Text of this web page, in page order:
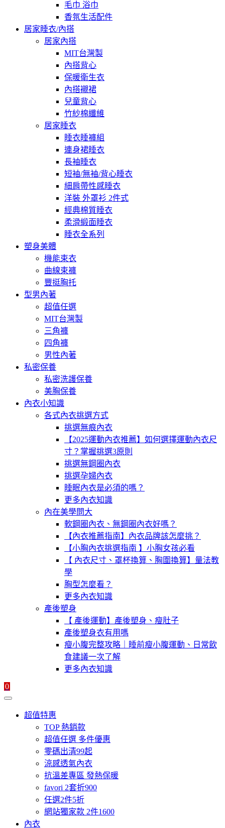
毛巾 浴巾
香氛生活配件
居家睡衣/內搭
居家內搭
MIT台灣製
內搭背心
保暖衛生衣
內搭襯裙
兒童背心
竹紗棉纖維
居家睡衣
睡衣睡褲組
連身裙睡衣
長袖睡衣
短袖/無袖/背心睡衣
細肩帶性感睡衣
洋裝 外罩衫 2件式
經典棉質睡衣
柔滑緞面睡衣
睡衣全系列
塑身美體
機能束衣
曲線束褲
豐挺胸托
型男內著
超值任選
MIT台灣製
三角褲
四角褲
男性內著
私密保養
私密洗護保養
美胸保養
內衣小知識
各式內衣挑選方式
挑選無痕內衣
【2025運動內衣推薦】如何選擇運動內衣尺
寸？掌握挑選3原則
挑選無鋼圈內衣
挑選孕婦內衣
睡眠內衣是必須的嗎？
更多內衣知識
內在美學問大
軟鋼圈內衣、無鋼圈內衣好嗎？
【內衣推薦指南】內衣品牌該怎麼挑？
【小胸內衣挑選指南 】小胸女孩必看
【 內衣尺寸、罩杯換算、胸圍換算】量法教
學
胸型怎麼看？
更多內衣知識
產後塑身
【 產後運動】產後塑身、瘦肚子
產後塑身衣有用嗎
瘦小腹完整攻略｜睡前瘦小腹運動、日常飲
食建議一次了解
更多內衣知識
0
超值特惠
TOP 熱銷款
超值任選 多件優惠
零碼出清99起
涼感透氣內衣
抗溫差專區 發熱保暖
favori 2套折900
任選2件5折
網站獨家款 2件1600
內衣